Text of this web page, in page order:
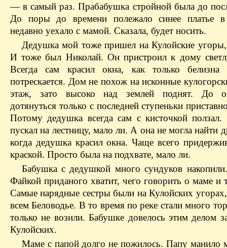
— в самый раз. Прабабушка стройной была до
До поры до времени полежало синее платье
недавно уехало с мамой. Сказала, будет носить.
Дедушка мой тоже пришел на Кулойские угоры,
И тоже был Николай. Он пристроил к дому
Всегда сам красил окна, как только белизна
потрескается. Дом не похож на исконные
этаж, зато высоко над землей поднят. До
дотянуться только с последней ступеньки
Потому дедушка всегда сам с кисточкой
пускал на лестницу, мало ли. А она не могла найти
когда дедушка красил окна. Чаще всего
краской. Просто была на подхвате, мало ли.
Бабушка с дедушкой много сундуков
Файкой приданого хватит, чего говорить о маме и
Самые нарядные сестры были на Кулойских
всем Беловодье. В то время по реке стали много
только не возили. Бабушке довелось этим делом
Кулойских.
Маме с папой долго не пожилось. Папу манило